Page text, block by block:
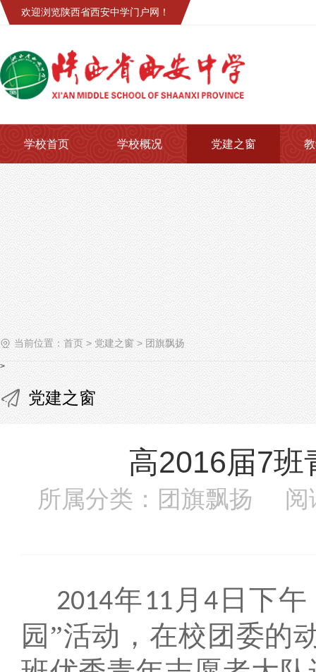
欢迎浏览陕西省西安中学门户网！
学校首页 学校概况 党建之窗
当前位置： 首页 > 党建之窗 > 团旗飘扬
>
党建之窗
高2016届7班
所属分类：团旗飘扬
2014年11 月 4日下
园”活动，在校团委的